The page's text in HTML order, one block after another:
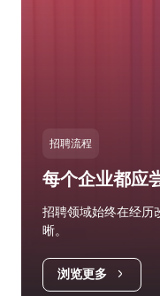
招聘流程
每个企业都应
招聘领域始终在经历
晰。
浏览更多